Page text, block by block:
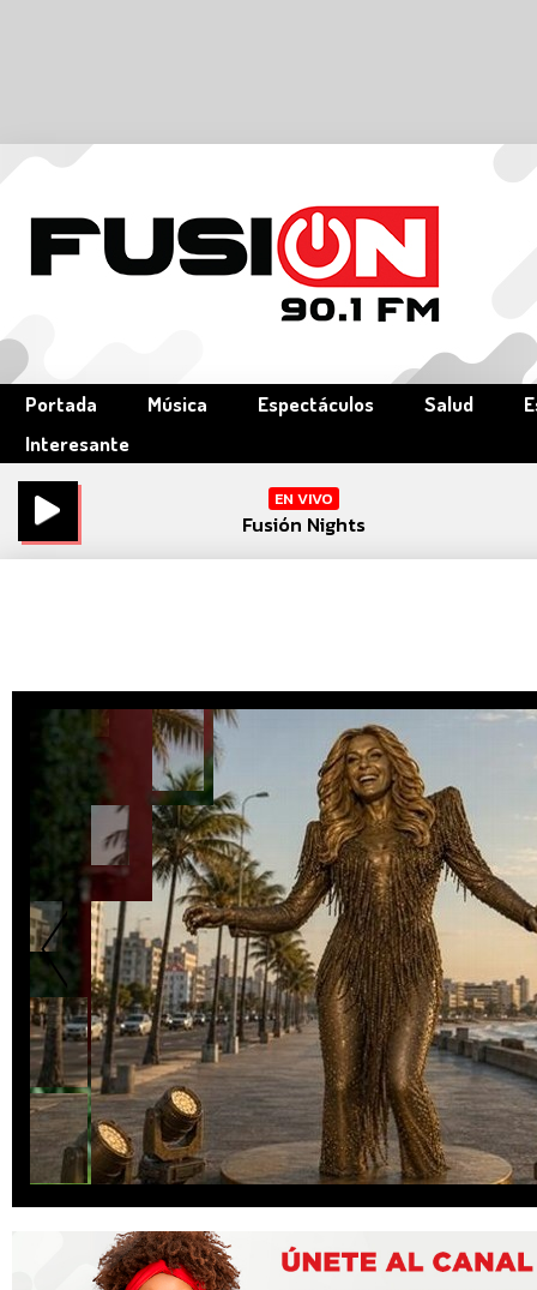
Portada Música Espectáculos Salud
Interesante
EN VIVO
Fusión Nights
¡Bravo, bravo, bravo! Sí habrá estatua
en Veracruz; será de bronce